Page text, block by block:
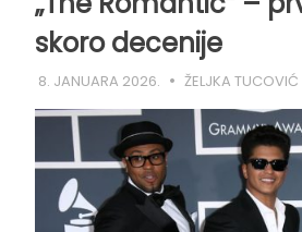
skoro decenije
8. JANUARA 2026. ŽELJKA TUCOVIĆ